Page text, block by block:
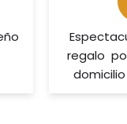
regalo